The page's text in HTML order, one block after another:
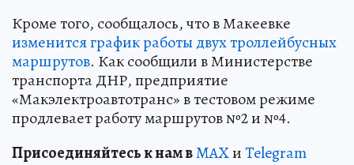
Кроме того, сообщалось, что в Макеевке
изменится график работы двух троллейбусных
маршрутов. Как сообщили в Министерстве
транспорта ДНР, предприятие
«Макэлектроавтотранс» в тестовом режиме
продлевает работу маршрутов №2 и №4.
Присоединяйтесь к нам вMAXиTelegram